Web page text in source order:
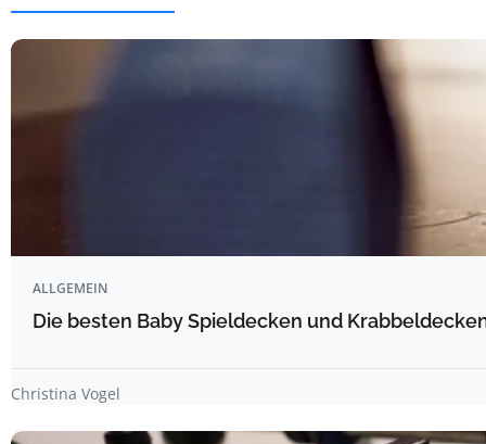
ALLGEMEIN
Die besten Baby Spieldecken und
Christina Vogel